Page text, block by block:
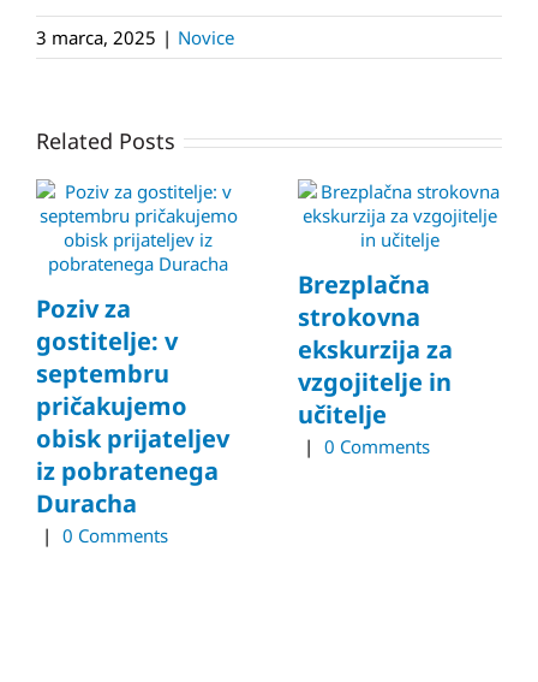
3 marca, 2025 | Novice
Related Posts
Poziv za
gostitelje: v
septembru
pričakujemo
obisk prijateljev
iz pobratenega
Duracha
| 0 Comments
Brezplačna
strokovna
ekskurzija za
vzgojitelje in
učitelje
| 0 Comments